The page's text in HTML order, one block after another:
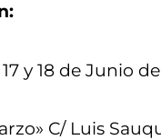
17 y 18 de Junio
C/ Luis